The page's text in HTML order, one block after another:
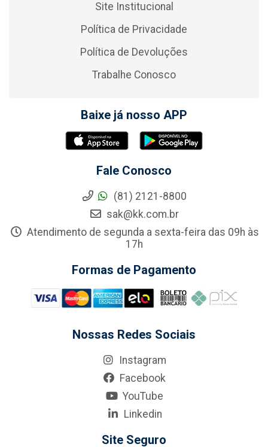
Site Institucional
Política de Privacidade
Política de Devoluções
Trabalhe Conosco
Baixe já nosso APP
Fale Conosco
(81) 2121-8800
sak@kk.com.br
Atendimento de segunda a sexta-feira das 09h às
17h
Formas de Pagamento
Nossas Redes Sociais
Instagram
Facebook
YouTube
Linkedin
Site Seguro